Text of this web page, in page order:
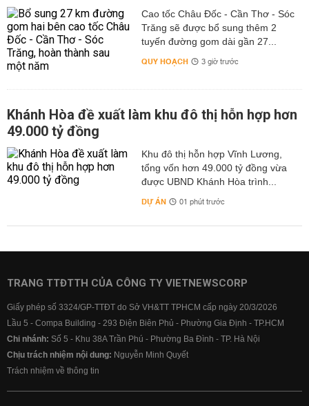
Cao tốc Châu Đốc - Cần Thơ - Sóc
Trăng sẽ được bổ sung thêm 2
tuyến đường gom dài gần 27...
QUY HOẠCH 3 giờ trước
Khánh Hòa đề xuất làm khu đô thị hỗn hợp hơn
49.000 tỷ đồng
Khu đô thị hỗn hợp Vĩnh Lương,
tổng vốn hơn 49.000 tỷ đồng vừa
được UBND Khánh Hòa trình...
DỰ ÁN 01 phút trước
TRANG TTĐTTH CỦA CÔNG TY VIETNEWSCORP
Giấy phép số 3324/GP-TTĐT do Sở VH&TT TPHCM cấp ngày 20/3/2026
Lầu 5 - Compa Building - 293 Điện Biên Phủ - Phường Gia Định - TP.HCM
Chi nhánh: Số 5 - Khu 38A Trần Phú - Phường Ba Đình - TP. Hà Nội
Chịu trách nhiệm nội dung: Nguyễn Minh Quyết
Trách nhiệm về thông tin